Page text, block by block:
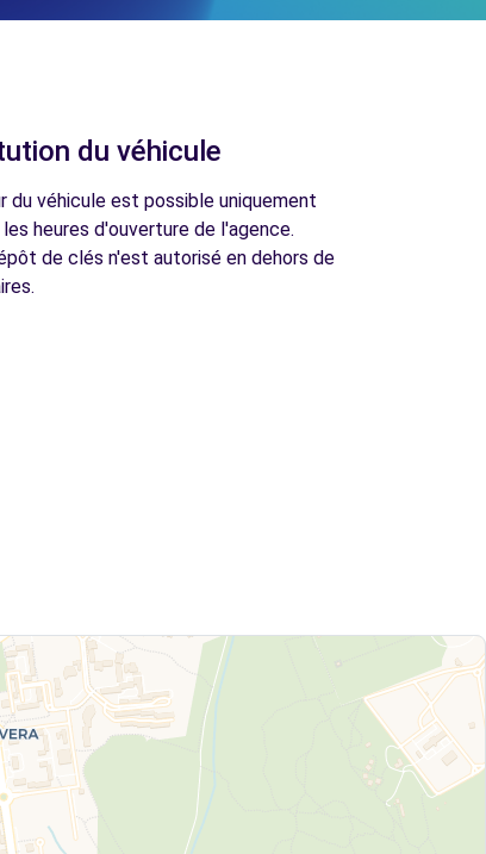
du véhicule
du véhicule est possible uniquement
heures d'ouverture de l'agence.
de clés n'est autorisé en dehors de